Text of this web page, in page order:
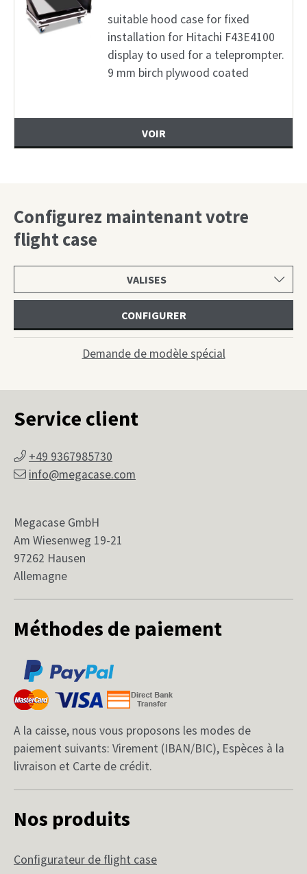
suitable hood case for fixed
installation for Hitachi F43E4100
display to used for a teleprompter.
9 mm birch plywood coated
VOIR
Configurez maintenant votre
flight case
une
CONFIGURER
Demande de modèle spécial
Méthodes de paiement
A la caisse, nous vous proposons les modes de
paiement suivants: Virement (IBAN/BIC), Espèces à la
livraison et Carte de crédit.
Nos produits
Configurateur de flight case
Service client
+49 9367985730
info@megacase.com
Megacase GmbH
Am Wiesenweg 19-21
97262 Hausen
Allemagne